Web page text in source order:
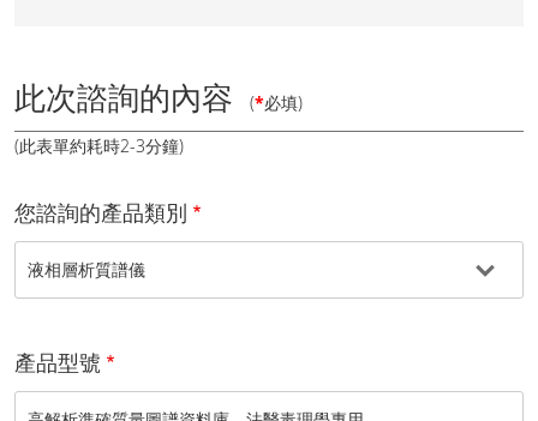
此次諮詢的內容 (*必填)
(此表單約耗時2-3分鐘)
您諮詢的產品類別
產品型號